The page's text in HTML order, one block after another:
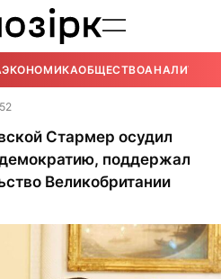
ЭКОНОМИКАОБЩЕСТВОАНАЛИТИКА
Стармер осудил
поддержал
Великобритании